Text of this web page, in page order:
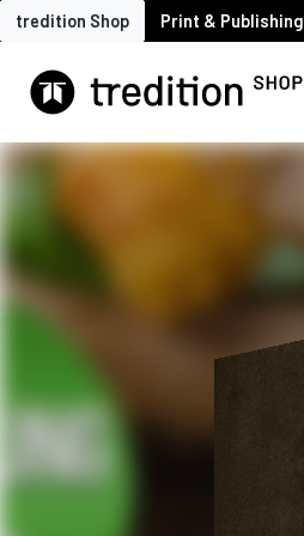
tredition Shop Print & Publishing